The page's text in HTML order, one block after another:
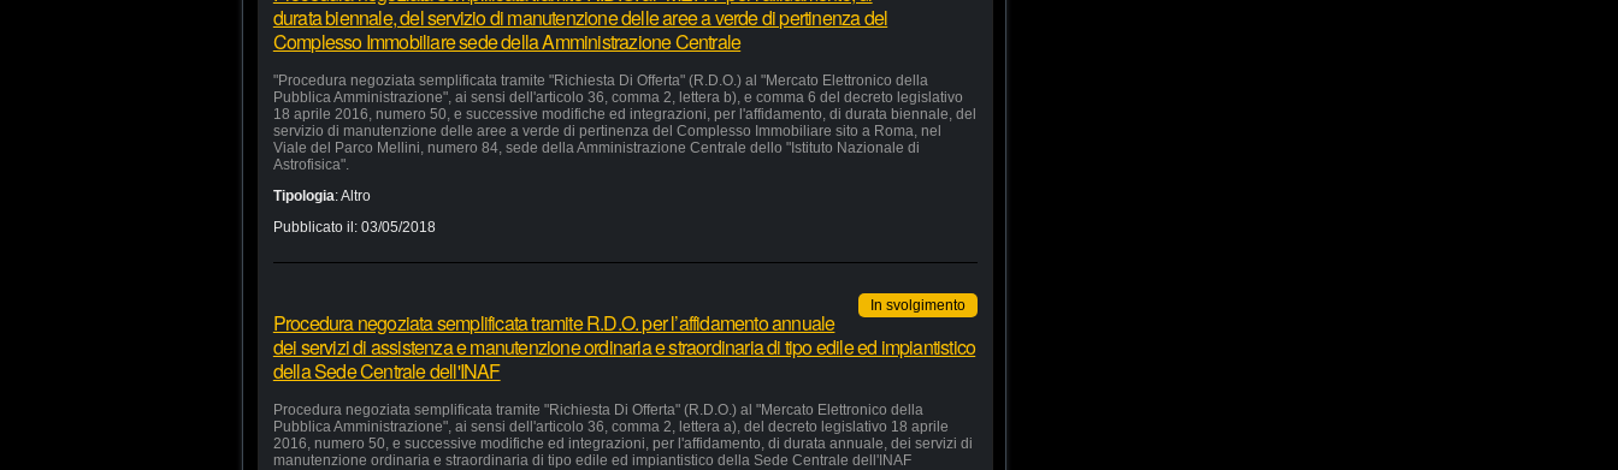
durata biennale, del servizio di manutenzione delle aree a verde di pertinenza del
Complesso Immobiliare sede della Amministrazione Centrale
"Procedura negoziata semplificata tramite "Richiesta Di Offerta" (R.D.O.) al "Mercato Elettronico della
Pubblica Amministrazione", ai sensi dell'articolo 36, comma 2, lettera b), e comma 6 del decreto legislativo
18 aprile 2016, numero 50, e successive modifiche ed integrazioni, per l'affidamento, di durata biennale, del
servizio di manutenzione delle aree a verde di pertinenza del Complesso Immobiliare sito a Roma, nel
Viale del Parco Mellini, numero 84, sede della Amministrazione Centrale dello "Istituto Nazionale di
Astrofisica".
Tipologia:Altro
Pubblicato il: 03/05/2018
In svolgimento
Procedura negoziata semplificata tramite R.D.O. per l’affidamento annuale
dei servizi di assistenza e manutenzione ordinaria e straordinaria di tipo edile ed impiantistico
della Sede Centrale dell'INAF
Procedura negoziata semplificata tramite "Richiesta Di Offerta" (R.D.O.) al "Mercato Elettronico della
Pubblica Amministrazione", ai sensi dell'articolo 36, comma 2, lettera a), del decreto legislativo 18 aprile
2016, numero 50, e successive modifiche ed integrazioni, per l'affidamento, di durata annuale, dei servizi di
manutenzione ordinaria e straordinaria di tipo edile ed impiantistico della Sede Centrale dell'INAF